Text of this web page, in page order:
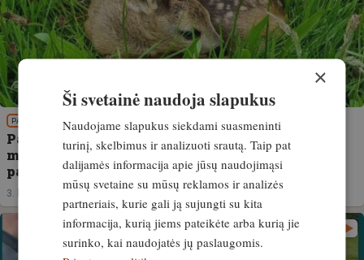
PATIRTIS
Paprastas sprendimas, kurį siūlo Žemės ūkio
ministerija. Stirniukai gyvi, o ūkininkai
patenkinti
3. birželis, 2026
×
Ši svetainė naudoja slapukus
Naudojame slapukus siekdami suasmeninti
turinį, skelbimus ir analizuoti srautą. Taip pat
dalijamės informacija apie jūsų naudojimąsi
mūsų svetaine su mūsų reklamos ir analizės
partneriais, kurie gali ją sujungti su kita
informacija, kurią jiems pateikėte arba kurią jie
surinko, kai naudojatės jų paslaugomis.